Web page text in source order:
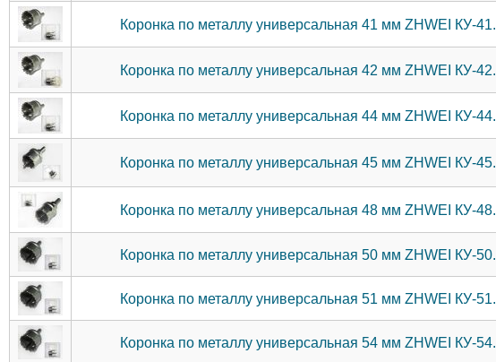
Коронка по металлу универсальная 41 мм ZHWEI КУ-41.
Коронка по металлу универсальная 42 мм ZHWEI КУ-42.
Коронка по металлу универсальная 44 мм ZHWEI КУ-44.
Коронка по металлу универсальная 45 мм ZHWEI КУ-45.
Коронка по металлу универсальная 48 мм ZHWEI КУ-48.
Коронка по металлу универсальная 50 мм ZHWEI КУ-50.
Коронка по металлу универсальная 51 мм ZHWEI КУ-51.
Коронка по металлу универсальная 54 мм ZHWEI КУ-54.